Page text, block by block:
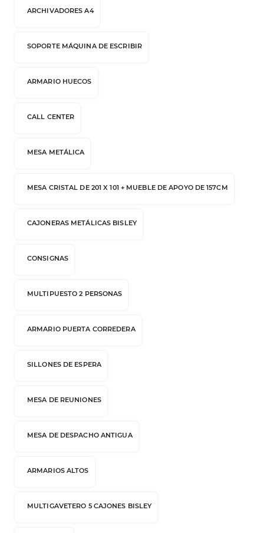
ARCHIVADORES A4
SOPORTE MÁQUINA DE ESCRIBIR
ARMARIO HUECOS
CALL CENTER
MESA METÁLICA
MESA CRISTAL DE 201 X 101 + MUEBLE DE APOYO DE 157CM
CAJONERAS METÁLICAS BISLEY
CONSIGNAS
MULTIPUESTO 2 PERSONAS
ARMARIO PUERTA CORREDERA
SILLONES DE ESPERA
MESA DE REUNIONES
MESA DE DESPACHO ANTIGUA
ARMARIOS ALTOS
MULTIGAVETERO 5 CAJONES BISLEY